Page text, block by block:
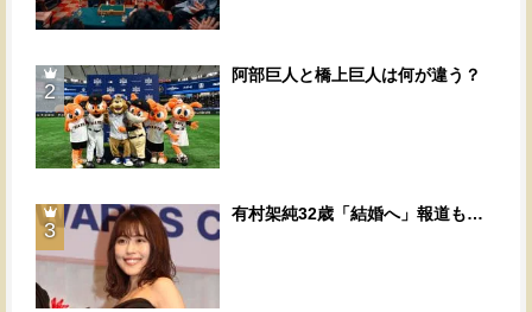
2
阿部巨人と橋上巨人は何が違う？
3
有村架純32歳「結婚へ」報道も…